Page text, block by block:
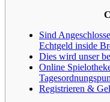
Sind
Echtgeld inside
Dies wird unser
Online
Registrieren &